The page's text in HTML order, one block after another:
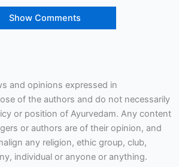
Show Comments
and opinions expressed in
of the authors and do not necessarily
or position of Ayurvedam. Any content
or authors are of their opinion, and
any religion, ethic group, club,
individual or anyone or anything.